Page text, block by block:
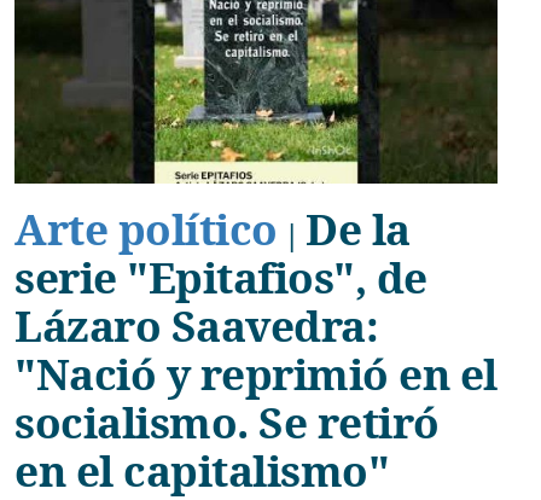
Arte político | De la
serie "Epitafios", de
Lázaro Saavedra:
"Nació y reprimió en el
socialismo. Se retiró
en el capitalismo"